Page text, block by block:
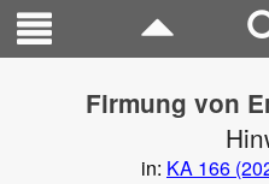
Firmung von
in: KA 166